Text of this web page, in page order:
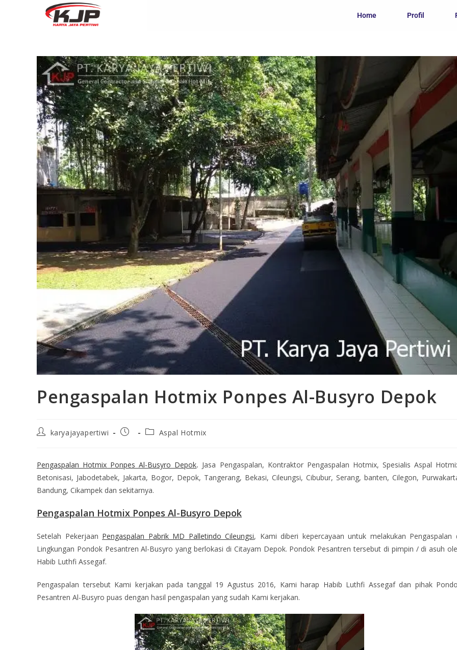
Home Profil
Pengaspalan Hotmix Ponpes Al-Busyro Depok
karyajayapertiwi Aspal Hotmix
Pengaspalan Hotmix Ponpes Al-Busyro Depok. Jasa Pengaspalan, Kontraktor Pengaspalan Hotmix, Spesialis Aspal
Betonisasi, Jabodetabek, Jakarta, Bogor, Depok, Tangerang, Bekasi, Cileungsi, Cibubur, Serang, banten, Cilegon,
Bandung, Cikampek dan sekitarnya.
Pengaspalan Hotmix Ponpes Al-Busyro Depok
Setelah Pekerjaan Pengaspalan Pabrik MD Palletindo Cileungsi, Kami diberi kepercayaan untuk melakukan Pengaspalan
Lingkungan Pondok Pesantren Al-Busyro yang berlokasi di Citayam Depok. Pondok Pesantren tersebut di pimpin / di asuh
Habib Luthfi Assegaf.
Pengaspalan tersebut Kami kerjakan pada tanggal 19 Agustus 2016, Kami harap Habib Luthfi Assegaf dan pihak
Pesantren Al-Busyro puas dengan hasil pengaspalan yang sudah Kami kerjakan.